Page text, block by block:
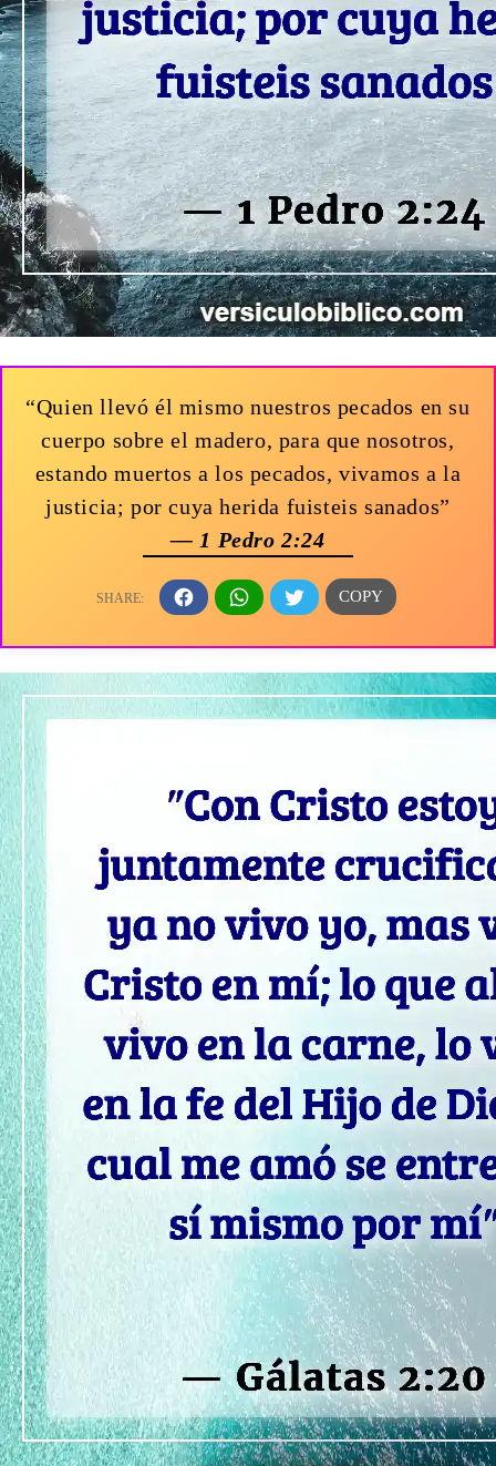
“Quien llevó él mismo nuestros pecados en su
cuerpo sobre el madero, para que nosotros,
estando muertos a los pecados, vivamos a la
justicia; por cuya herida fuisteis sanados”
— 1 Pedro 2:24